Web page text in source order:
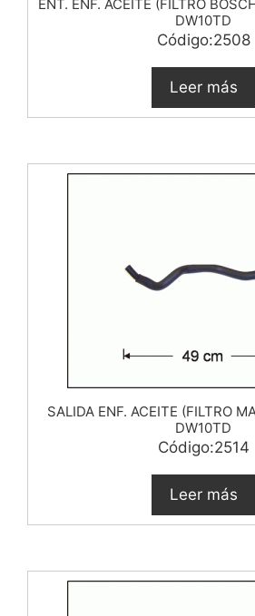
ENT. ENF. ACEITE (FILTRO
DW10TD
Código:2508
Leer más
SALIDA ENF. ACEITE (FILTRO
DW10TD
Código:2514
Leer más